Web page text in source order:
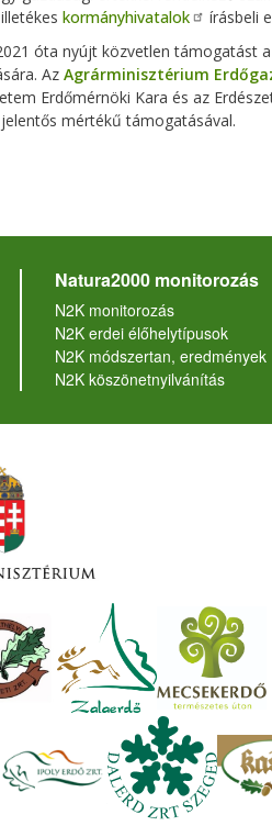
kormányhivatalok
írásbeli
óta nyújt közvetlen támogatást a
Az Agrárminisztérium
Erdőmérnöki Kara és az
mértékű támogatásával.
Natura2000 monitorozás
N2K monitorozás
N2K erdei élőhelytípusok
N2K módszertan, eredmények
N2K köszönetnyilvánítás